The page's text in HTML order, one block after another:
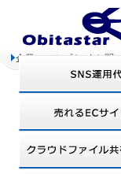
企業コンセプト お問
オビタス
得情